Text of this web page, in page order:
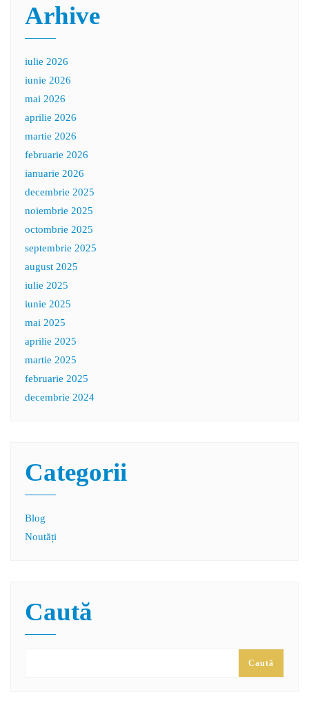
Arhive
iulie 2026
iunie 2026
mai 2026
aprilie 2026
martie 2026
februarie 2026
ianuarie 2026
decembrie 2025
noiembrie 2025
octombrie 2025
septembrie 2025
august 2025
iulie 2025
iunie 2025
mai 2025
aprilie 2025
martie 2025
februarie 2025
decembrie 2024
Categorii
Blog
Noutăți
Caută
Caută